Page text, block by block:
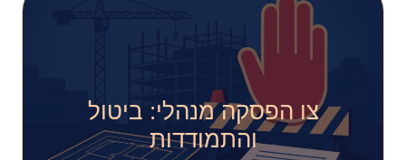
צו הפסקה מנהלי: ביטול
והתמודדות